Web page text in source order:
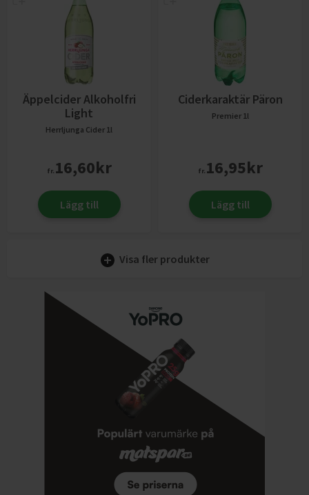
Äppelcider Alkoholfri
Light
Herrljunga Cider 1l
fr. 16,60kr
Lägg till
Ciderkaraktär Päron
Premier 1l
fr. 16,95kr
Lägg till
Visa fler produkter